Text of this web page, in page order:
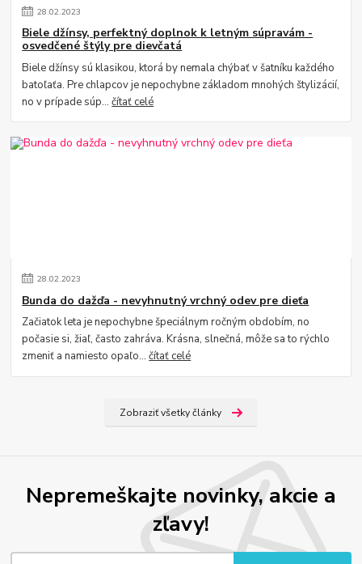
28.02.2023
Biele džínsy, perfektný doplnok k letným súpravám -
osvedčené štýly pre dievčatá
Biele džínsy sú klasikou, ktorá by nemala chýbať v šatníku každého
batoľaťa. Pre chlapcov je nepochybne základom mnohých štylizácií,
no v prípade súp...čítať celé
28.02.2023
Bunda do dažďa - nevyhnutný vrchný odev pre dieťa
Začiatok leta je nepochybne špeciálnym ročným obdobím, no
počasie si, žiaľ, často zahráva. Krásna, slnečná, môže sa to rýchlo
zmeniť a namiesto opaľo...čítať celé
Zobraziť všetky články
Nepremeškajte novinky, akcie a
zľavy!